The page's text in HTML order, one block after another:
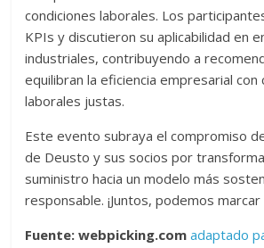
condiciones laborales. Los
KPIs y discutieron su aplicabilidad en
industriales, contribuyendo a
equilibran la eficiencia empresarial con
laborales justas.
Este evento subraya el compromiso
de Deusto y sus socios por
suministro hacia un modelo más
responsable. ¡Juntos, podemos
Fuente: webpicking.com adaptado